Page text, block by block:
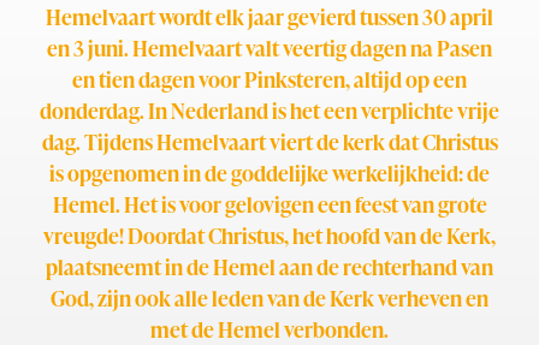
Hemelvaart wordt elk jaar gevierd tussen 30 april
en 3 juni. Hemelvaart valt veertig dagen na Pasen
en tien dagen voor Pinksteren, altijd op een
donderdag. In Nederland is het een verplichte vrije
dag. Tijdens Hemelvaart viert de kerk dat Christus
is opgenomen in de goddelijke werkelijkheid: de
Hemel. Het is voor gelovigen een feest van grote
vreugde! Doordat Christus, het hoofd van de Kerk,
plaatsneemt in de Hemel aan de rechterhand van
God, zijn ook alle leden van de Kerk verheven en
met de Hemel verbonden.